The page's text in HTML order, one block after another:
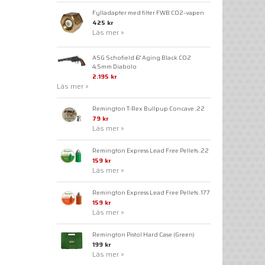
Fylladapter med filter FWB CO2-vapen
425 kr
Läs mer »
ASG Schofield 6" Aging Black CO2
4,5mm Diabolo
2.195 kr
Läs mer »
Remington T-Rex Bullpup Concave .22
79 kr
Läs mer »
Remington Express Lead Free Pellets .22
159 kr
Läs mer »
Remington Express Lead Free Pellets .177
159 kr
Läs mer »
Remington Pistol Hard Case (Green)
199 kr
Läs mer »